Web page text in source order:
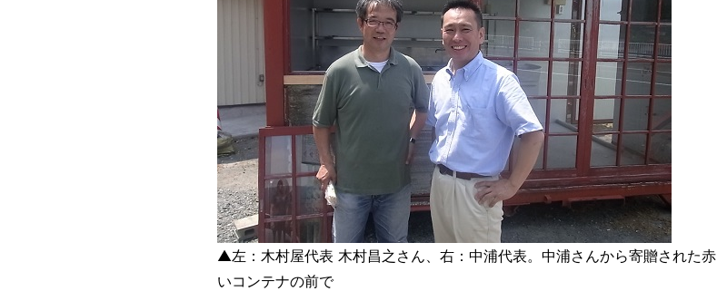
▲左：木村屋代表 木村昌之さん、右：中浦代表。中浦さんから寄贈された赤
いコンテナの前で